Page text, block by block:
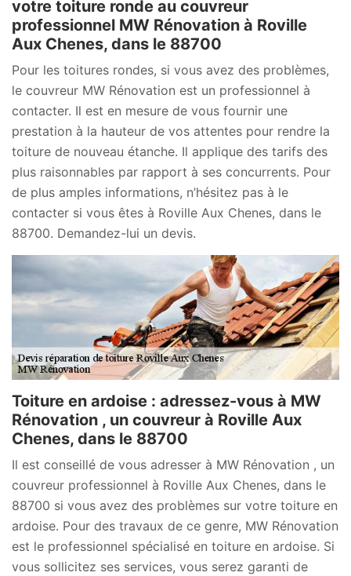
votre toiture ronde au couvreur
professionnel MW Rénovation à Roville
Aux Chenes, dans le 88700
Pour les toitures rondes, si vous avez des problèmes,
le couvreur MW Rénovation est un professionnel à
contacter. Il est en mesure de vous fournir une
prestation à la hauteur de vos attentes pour rendre la
toiture de nouveau étanche. Il applique des tarifs des
plus raisonnables par rapport à ses concurrents. Pour
de plus amples informations, n’hésitez pas à le
contacter si vous êtes à Roville Aux Chenes, dans le
88700. Demandez-lui un devis.
Toiture en ardoise : adressez-vous à MW
Rénovation , un couvreur à Roville Aux
Chenes, dans le 88700
Il est conseillé de vous adresser à MW Rénovation , un
couvreur professionnel à Roville Aux Chenes, dans le
88700 si vous avez des problèmes sur votre toiture en
ardoise. Pour des travaux de ce genre, MW Rénovation
est le professionnel spécialisé en toiture en ardoise. Si
vous sollicitez ses services, vous serez garanti de